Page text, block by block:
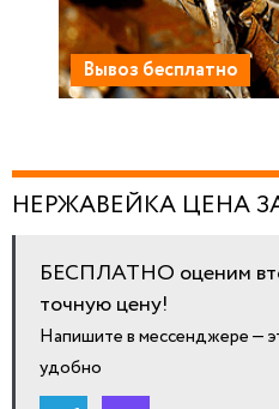
Вывоз бесплатно
НЕРЖАВЕЙКА ЦЕНА
БЕСПЛАТНО оценим
точную цену!
Напишите в мессенджере —
удобно